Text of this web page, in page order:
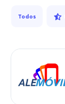
Todos